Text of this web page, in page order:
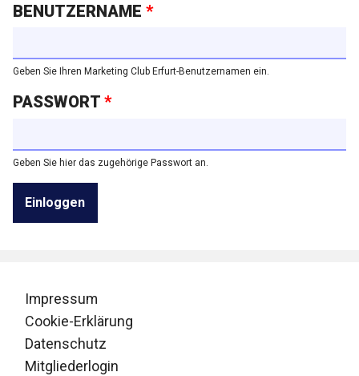
BENUTZERNAME *
Geben Sie Ihren Marketing Club Erfurt-Benutzernamen ein.
PASSWORT *
Geben Sie hier das zugehörige Passwort an.
Impressum
Cookie-Erklärung
Datenschutz
Mitgliederlogin